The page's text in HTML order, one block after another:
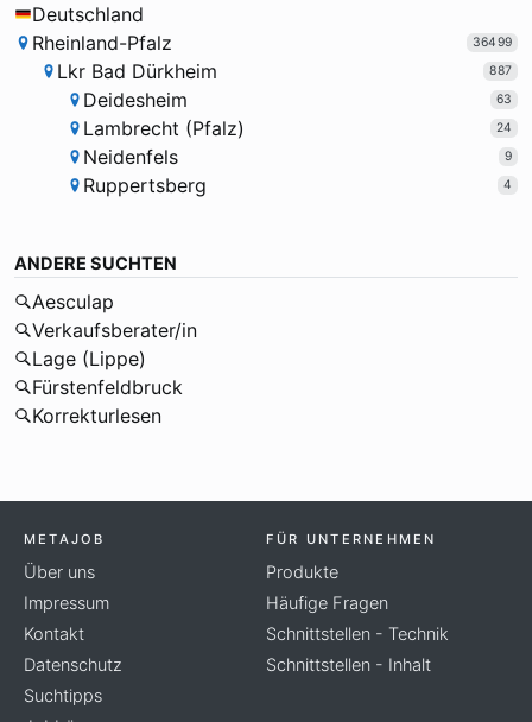
Deutschland
Rheinland-Pfalz
36499
Lkr Bad Dürkheim 887
Deidesheim 63
Lambrecht (Pfalz) 24
Neidenfels 9
Ruppertsberg 4
ANDERE SUCHTEN
Aesculap
Verkaufsberater/in
Lage (Lippe)
Fürstenfeldbruck
Korrekturlesen
METAJOB
Über uns
Impressum
Kontakt
Datenschutz
Suchtipps
FÜR UNTERNEHMEN
Produkte
Häufige Fragen
Schnittstellen - Technik
Schnittstellen - Inhalt